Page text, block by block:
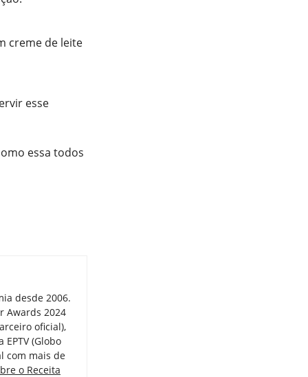
creme de leite
esse
essa todos
desde 2006.
Awards 2024
oficial),
(Globo
com mais de
o Receita